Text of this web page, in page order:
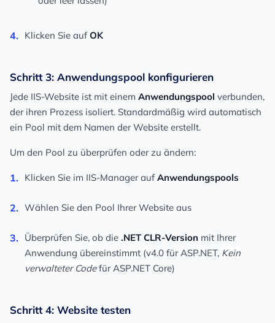
Klicken Sie aufOK
Schritt 3: Anwendungspool konfigurieren
Jede IIS-Website ist mit einem Anwendungspool verbunden,
der ihren Prozess isoliert. Standardmäßig wird automatisch
ein Pool mit dem Namen der Website erstellt.
Um den Pool zu überprüfen oder zu ändern:
Klicken Sie im IIS-Manager aufAnwendungspools
Wählen Sie den Pool Ihrer Website aus
Überprüfen Sie, ob die .NET CLR-Version mit Ihrer
Anwendung übereinstimmt (v4.0 für ASP.NET, Kein
verwalteter Codefür ASP.NET Core)
Schritt 4: Website testen